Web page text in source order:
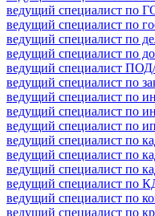
ведущий специалист по
ведущий специалист по
ведущий специалист по
ведущий специалист по
ведущий специалист
ведущий специалист по
ведущий специалист по
ведущий специалист по
ведущий специалист по
ведущий специалист по
ведущий специалист по
ведущий специалист по
ведущий специалист по
ведущий специалист по
ведущий специалист по